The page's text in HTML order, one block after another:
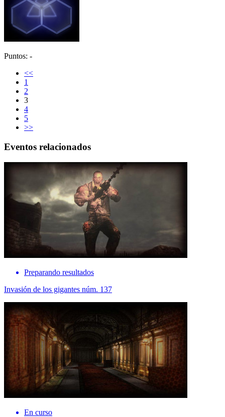
Puntos: -
<<
1
2
3
4
5
>>
Eventos relacionados
Preparando resultados
Invasión de los gigantes núm. 137
En curso